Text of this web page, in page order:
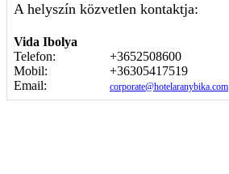
A helyszín közvetlen kontaktja:
Vida Ibolya
Telefon:
+3652508600
Mobil:
+36305417519
Email:
corporate@hotelaranybika.com